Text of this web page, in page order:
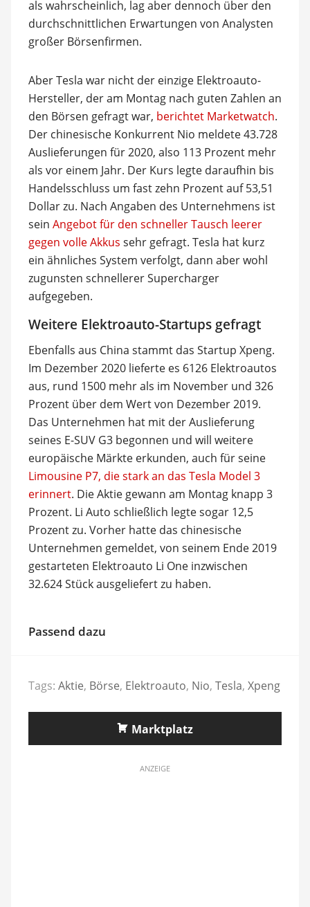
als wahrscheinlich, lag aber dennoch über den
durchschnittlichen Erwartungen von Analysten
großer Börsenfirmen.
Aber Tesla war nicht der einzige Elektroauto-
Hersteller, der am Montag nach guten Zahlen an
den Börsen gefragt war, berichtet Marketwatch.
Der chinesische Konkurrent Nio meldete 43.728
Auslieferungen für 2020, also 113 Prozent mehr
als vor einem Jahr. Der Kurs legte daraufhin bis
Handelsschluss um fast zehn Prozent auf 53,51
Dollar zu. Nach Angaben des Unternehmens ist
sein Angebot für den schneller Tausch leerer
gegen volle Akkus sehr gefragt. Tesla hat kurz
ein ähnliches System verfolgt, dann aber wohl
zugunsten schnellerer Supercharger
aufgegeben.
Weitere Elektroauto-Startups gefragt
Ebenfalls aus China stammt das Startup Xpeng.
Im Dezember 2020 lieferte es 6126 Elektroautos
aus, rund 1500 mehr als im November und 326
Prozent über dem Wert von Dezember 2019.
Das Unternehmen hat mit der Auslieferung
seines E-SUV G3 begonnen und will weitere
europäische Märkte erkunden, auch für seine
Limousine P7, die stark an das Tesla Model 3
erinnert. Die Aktie gewann am Montag knapp 3
Prozent. Li Auto schließlich legte sogar 12,5
Prozent zu. Vorher hatte das chinesische
Unternehmen gemeldet, von seinem Ende 2019
gestarteten Elektroauto Li One inzwischen
32.624 Stück ausgeliefert zu haben.
Passend dazu
Tags: Aktie, Börse, Elektroauto, Nio, Tesla, Xpeng
Marktplatz
ANZEIGE